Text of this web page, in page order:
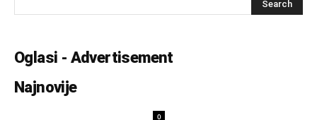
Oglasi - Advertisement
Najnovije
0